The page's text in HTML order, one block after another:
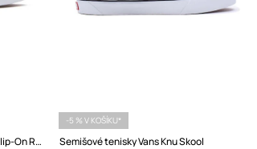
Tenisky Vans Premium Standards Slip-On Reissue 98
-5 % V KOŠÍKU*
Semišové tenisky Vans Knu Skool